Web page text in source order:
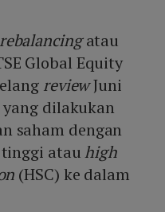
rebalancingatau
Global Equity
reviewJuni
yang dilakukan
saham dengan
tinggi atauhigh
(HSC) ke dalam